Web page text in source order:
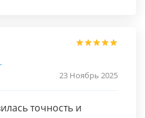
23 Ноябрь 2025
точность и